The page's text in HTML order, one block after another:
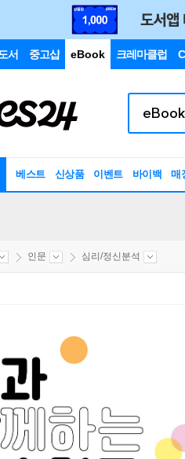
서 중고샵 eBook 크레마클럽
베스트 신상품 이벤트 바이백 매
인문 심리/정신분석